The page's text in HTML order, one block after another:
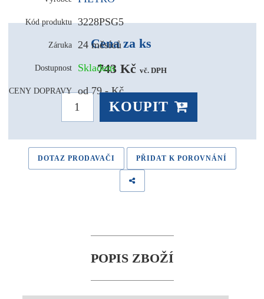
Kód produktu 3228PSG5
Záruka 24 měsíců
Dostupnost Skladem
CENY DOPRAVY od 79,- Kč
Cena za ks
743 Kč vč. DPH
KOUPIT
DOTAZ PRODAVAČI PŘIDAT K POROVNÁNÍ
POPIS ZBOŽÍ